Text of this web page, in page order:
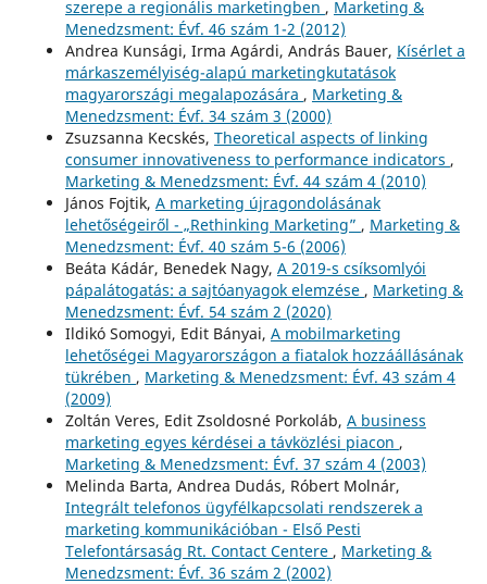
szerepe a regionális marketingben , Marketing &
Menedzsment: Évf. 46 szám 1-2 (2012)
Andrea Kunsági, Irma Agárdi, András Bauer, Kísérlet a
márkaszemélyiség-alapú marketingkutatások
magyarországi megalapozására , Marketing &
Menedzsment: Évf. 34 szám 3 (2000)
Zsuzsanna Kecskés, Theoretical aspects of linking
consumer innovativeness to performance indicators ,
Marketing & Menedzsment: Évf. 44 szám 4 (2010)
János Fojtik, A marketing újragondolásának
lehetőségeiről - „Rethinking Marketing” , Marketing &
Menedzsment: Évf. 40 szám 5-6 (2006)
Beáta Kádár, Benedek Nagy, A 2019-s csíksomlyói
pápalátogatás: a sajtóanyagok elemzése , Marketing &
Menedzsment: Évf. 54 szám 2 (2020)
Ildikó Somogyi, Edit Bányai, A mobilmarketing
lehetőségei Magyarországon a fiatalok hozzáállásának
tükrében , Marketing & Menedzsment: Évf. 43 szám 4
(2009)
Zoltán Veres, Edit Zsoldosné Porkoláb, A business
marketing egyes kérdései a távközlési piacon ,
Marketing & Menedzsment: Évf. 37 szám 4 (2003)
Melinda Barta, Andrea Dudás, Róbert Molnár,
Integrált telefonos ügyfélkapcsolati rendszerek a
marketing kommunikációban - Első Pesti
Telefontársaság Rt. Contact Centere , Marketing &
Menedzsment: Évf. 36 szám 2 (2002)